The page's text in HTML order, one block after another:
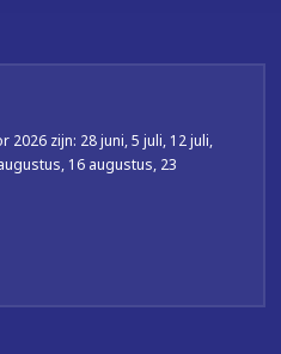
2026 zijn: 28 juni, 5 juli, 12 juli,
16 augustus, 23